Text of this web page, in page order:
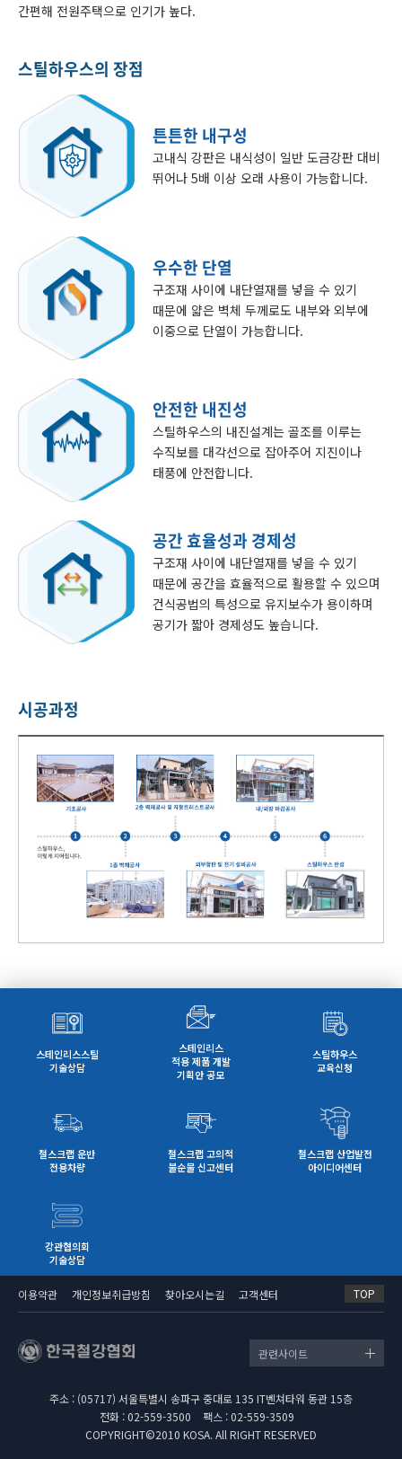
간편해 전원주택으로 인기가 높다.
스틸하우스의 장점
튼튼한 내구성
고내식 강판은 내식성이 일반 도금강판 대비
뛰어나 5배 이상 오래 사용이 가능합니다.
우수한 단열
구조재 사이에 내단열재를 넣을 수 있기
때문에 얇은 벽체 두께로도 내부와 외부에
이중으로 단열이 가능합니다.
안전한 내진성
스틸하우스의 내진설계는 골조를 이루는
수직보를 대각선으로 잡아주어 지진이나
태풍에 안전합니다.
공간 효율성과 경제성
구조재 사이에 내단열재를 넣을 수 있기
때문에 공간을 효율적으로 활용할 수 있으며
건식공법의 특성으로 유지보수가 용이하며
공기가 짧아 경제성도 높습니다.
시공과정
스테인리스스틸
기술상담
스테인리스
적용 제품 개발
기획안 공모
스틸하우스
교육신청
철스크랩 운반
전용차량
철스크랩 고의적
불순물 신고센터
철스크랩 산업발전
아이디어센터
강관협의회
기술상담
이용약관 개인정보취급방침 찾아오시는길 고객센터
주소 : (05717) 서울특별시 송파구 중대로 135 IT벤쳐타워 동관 15층
전화 : 02-559-3500
팩스 : 02-559-3509
COPYRIGHT©2010 KOSA. All RIGHT RESERVED
관련사이트
TOP